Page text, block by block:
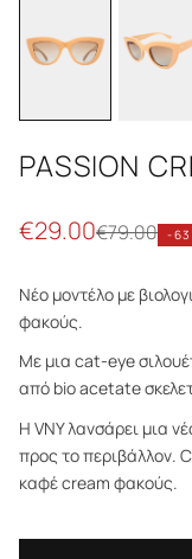
PASSION
€29.00€79.00 -63
Νέο μοντέλο με
φακούς.
Με μια cat-eye
από bio acetate
Η VNY λανσάρει μια
προς το περιβάλλον.
καφέ cream φακούς.